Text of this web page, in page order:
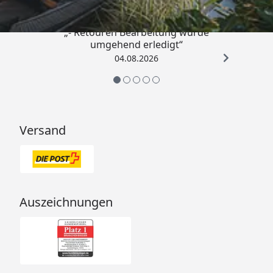
Maße: 89 x 100 cm
Inkl. Überfalle
Für den Betrieb des Pools und
benötigen Sie:
(optional erhältlich - siehe Reiter
„- Retouren Bearbeitung wurde
umgehend erledigt“
04.08.2026
Versand
Auszeichnungen